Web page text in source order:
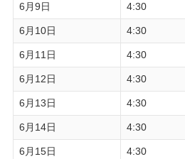
6月9日 4:30
6月10日 4:30
6月11日 4:30
6月12日 4:30
6月13日 4:30
6月14日 4:30
6月15日 4:30